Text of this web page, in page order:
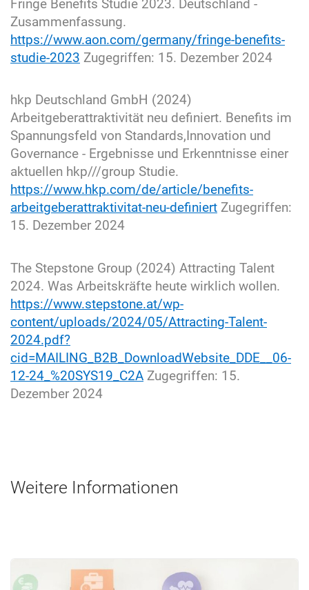
Fringe Benefits Studie 2023. Deutschland -
Zusammenfassung.
https://www.aon.com/germany/fringe-benefits-
studie-2023 Zugegriffen: 15. Dezember 2024
hkp Deutschland GmbH (2024)
Arbeitgeberattraktivität neu definiert. Benefits im
Spannungsfeld von Standards,Innovation und
Governance - Ergebnisse und Erkenntnisse einer
aktuellen hkp///group Studie.
https://www.hkp.com/de/article/benefits-
arbeitgeberattraktivitat-neu-definiert Zugegriffen:
15. Dezember 2024
The Stepstone Group (2024) Attracting Talent
2024. Was Arbeitskräfte heute wirklich wollen.
https://www.stepstone.at/wp-
content/uploads/2024/05/Attracting-Talent-
2024.pdf?
cid=MAILING_B2B_DownloadWebsite_DDE__06-
12-24_%20SYS19_C2A Zugegriffen: 15.
Dezember 2024
Weitere Informationen